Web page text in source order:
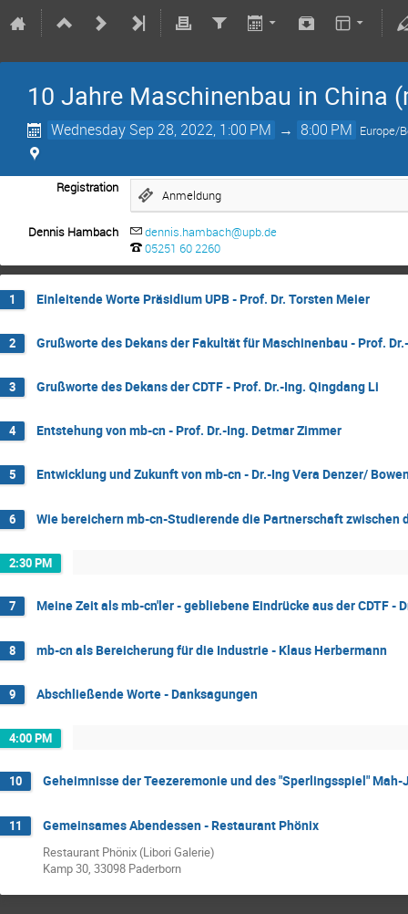
10 Jahre Maschinenbau in China
Wednesday Sep 28, 2022, 1:00 PM → 8:00 PM Europe/
Registration Anmeldung
Dennis Hambach
dennis.hambach@upb.de
05251 60 2260
1 Einleitende Worte Präsidium UPB - Prof. Dr. Torsten Meier
2 Grußworte des Dekans der Fakultät für Maschinenbau - Prof.
3 Grußworte des Dekans der CDTF - Prof. Dr.-Ing. Qingdang Li
4 Entstehung von mb-cn - Prof. Dr.-Ing. Detmar Zimmer
5 Entwicklung und Zukunft von mb-cn - Dr.-Ing Vera Denzer/
6 Wie bereichern mb-cn-Studierende die Partnerschaft zwischen
2:30 PM
7 Meine Zeit als mb-cn'ler - gebliebene Eindrücke aus der CDTF -
8 mb-cn als Bereicherung für die Industrie - Klaus Herbermann
9 Abschließende Worte - Danksagungen
4:00 PM
10 Geheimnisse der Teezeremonie und des "Sperlingsspiel" Mah-
11 Gemeinsames Abendessen - Restaurant Phönix
Restaurant Phönix (Libori Galerie)
Kamp 30, 33098 Paderborn